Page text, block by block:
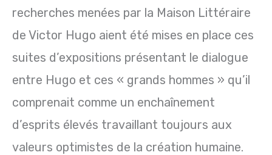
recherches menées par la Maison Littéraire
de Victor Hugo aient été mises en place ces
suites d’expositions présentant le dialogue
entre Hugo et ces « grands hommes » qu’il
comprenait comme un enchaînement
d’esprits élevés travaillant toujours aux
valeurs optimistes de la création humaine.